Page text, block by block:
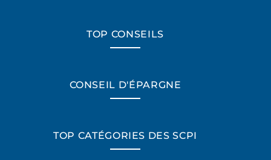
TOP CONSEILS
CONSEIL D'ÉPARGNE
TOP CATÉGORIES DES SCPI